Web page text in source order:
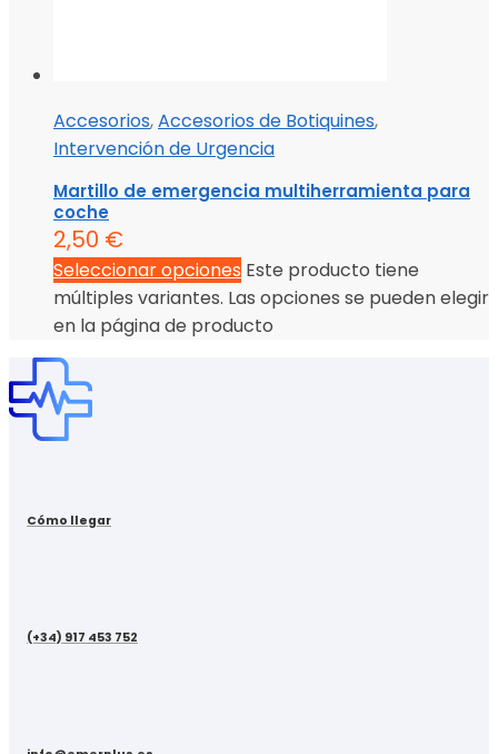
Accesorios,Accesorios de Botiquines,
Intervención de Urgencia
Martillo de emergencia multiherramienta para
coche
2,50 €
Seleccionar opciones Este producto tiene
múltiples variantes. Las opciones se pueden elegir
en la página de producto
Cómo llegar
(+34) 917 453 752